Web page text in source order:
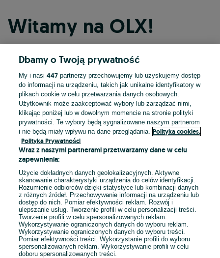
Witamy na OLX!
Kontynuuj przez Facebooka
Kontynuuj przez konto Apple
Kontynuuj przez konto Google
LUB
E-mail
Hasło
Dbamy o Twoją prywatność
My i nasi447 partnerzy przechowujemy lub uzyskujemy dostęp
do informacji na urządzeniu, takich jak unikalne identyfikatory w
plikach cookie w celu przetwarzania danych osobowych.
Użytkownik może zaakceptować wybory lub zarządzać nimi,
klikając poniżej lub w dowolnym momencie na stronie polityki
prywatności. Te wybory będą sygnalizowane naszym partnerom
i nie będą miały wpływu na dane przeglądania.
Polityka cookies,
Polityka Prywatności
Wraz z naszymi partnerami przetwarzamy dane w celu
zapewnienia:
Użycie dokładnych danych geolokalizacyjnych. Aktywne
skanowanie charakterystyki urządzenia do celów identyfikacji.
Rozumienie odbiorców dzięki statystyce lub kombinacji danych
z różnych źródeł. Przechowywanie informacji na urządzeniu lub
dostęp do nich. Pomiar efektywności reklam. Rozwój i
ulepszanie usług. Tworzenie profili w celu personalizacji treści.
Tworzenie profili w celu spersonalizowanych reklam.
Wykorzystywanie ograniczonych danych do wyboru reklam.
Wykorzystywanie ograniczonych danych do wyboru treści.
Pomiar efektywności treści. Wykorzystanie profili do wyboru
spersonalizowanych reklam. Wykorzystywanie profili w celu
doboru spersonalizowanych treści.